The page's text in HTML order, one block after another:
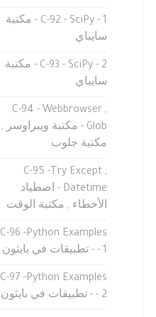
C-92 - SciPy - 1 - مكتبة
سايباي
C-93 - SciPy - 2 - مكتبة
سايباي
C-94 - Webbrowser ,
Glob - مكتبة ويبراوسر ,
مكتبة جلوب
C-95 -Try Except ,
Datetime - اصطياد
الأخطاء , مكتبة الوقت
C-96 -Python Examples
- 1 - تطبيقات في بايثون
C-97 -Python Examples
- 2 - تطبيقات في بايثون